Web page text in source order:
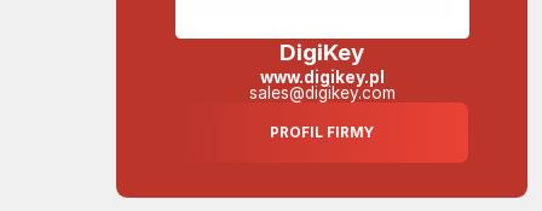
DigiKey
www.digikey.pl
sales@digikey.com
PROFIL FIRMY